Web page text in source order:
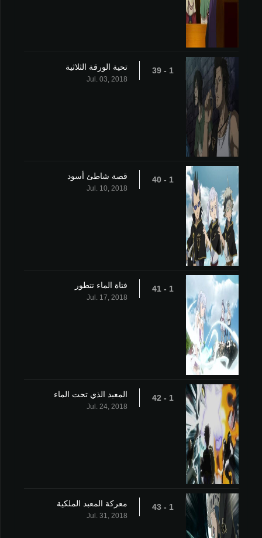
1 - 39 تحية الورقة الثلاثية
Jul. 03, 2018
1 - 40 قصة شاطئ أسود
Jul. 10, 2018
1 - 41 فتاة الماء تتطور
Jul. 17, 2018
1 - 42 المعبد الذي تحت الماء
Jul. 24, 2018
1 - 43 معركة المعبد الملكية
Jul. 31, 2018